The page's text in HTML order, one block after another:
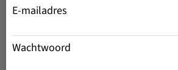
E-mailadres
Wachtwoord